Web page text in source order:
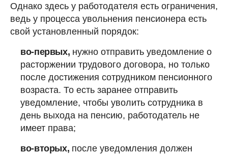
Однако здесь у работодателя есть ограничения,
ведь у процесса увольнения пенсионера есть
свой установленный порядок:
во-первых, нужно отправить уведомление о
расторжении трудового договора, но только
после достижения сотрудником пенсионного
возраста. То есть заранее отправить
уведомление, чтобы уволить сотрудника в
день выхода на пенсию, работодатель не
имеет права;
во-вторых, после уведомления должен